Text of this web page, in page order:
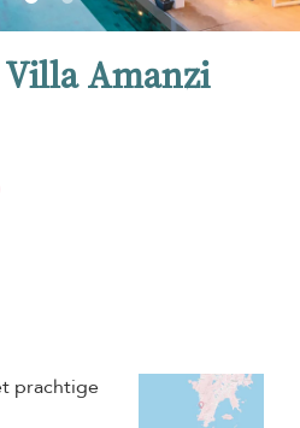
Amanzi
prachtige